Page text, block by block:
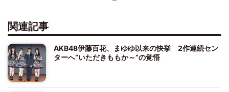
関連記事
AKB48伊藤百花、まゆゆ以来の快挙 2作連続セン
ターへ“いただきももか～”の覚悟